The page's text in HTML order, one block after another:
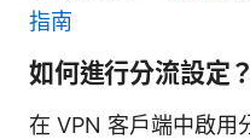
指南
如何進行分流設定？
在 VPN 客戶端中啟用